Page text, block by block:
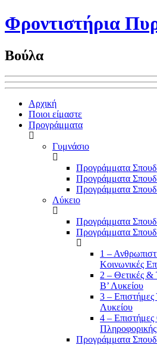
Φροντιστήρια
Βούλα
Αρχική
Ποιοι είμαστε
Προγράμματα
Γυμνάσιο
Προγράμματα
Προγράμματα
Προγράμματα
Λύκειο
Προγράμματα
Προγράμματα
1 –
Κοινωνικές
2 – Θετικές &
Β’ Λυκείου
3 –
Λυκείου
4 –
Προγράμματα